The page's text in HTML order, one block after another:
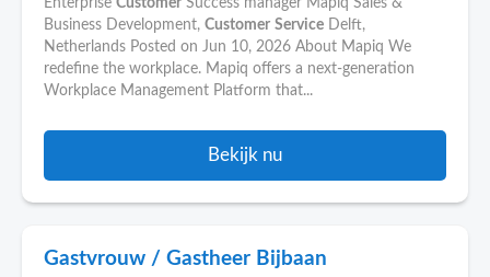
Enterprise Customer Success manager Mapiq Sales &
Business Development, Customer Service Delft,
Netherlands Posted on Jun 10, 2026 About Mapiq We
redefine the workplace. Mapiq offers a next-generation
Workplace Management Platform that...
Bekijk nu
Gastvrouw / Gastheer Bijbaan